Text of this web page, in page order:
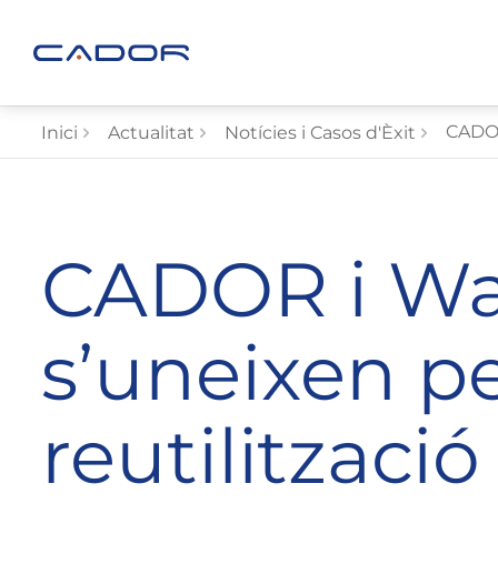
Inici Actualitat Notícies i Casos d'Èxit
CADOR i
s’uneixen